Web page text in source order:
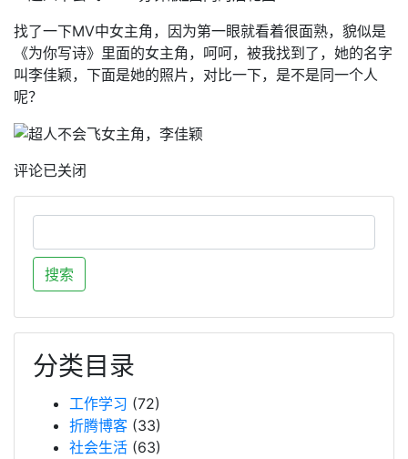
找了一下MV中女主角，因为第一眼就看着很面熟，貌似是
《为你写诗》里面的女主角，呵呵，被我找到了，她的名字
叫李佳颖，下面是她的照片，对比一下，是不是同一个人
呢？
评论已关闭
分类目录
工作学习 (72)
折腾博客 (33)
社会生活 (63)